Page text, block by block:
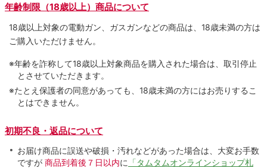
年齢制限（18歳以上）商品について
18歳以上対象の電動ガン、ガスガンなどの商品は、18歳未満の方は
ご購入いただけません。
※年齢を詐称して18歳以上対象商品を購入された場合は、取引停止
とさせていただきます。
※たとえ保護者の同意があっても、18歳未満の方にはお売りするこ
とはできません。
初期不良・返品について
お届け商品に誤送や破損・汚れなどがあった場合は、大変お手数
ですが 商品到着後７日以内に 「タムタムオンラインショップ札